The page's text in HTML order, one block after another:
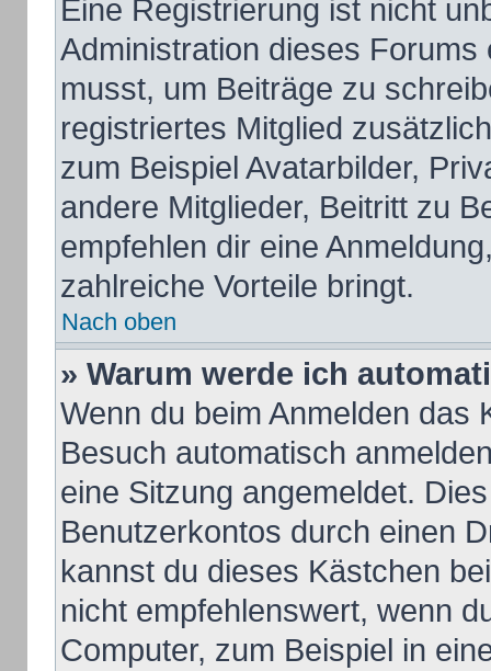
Eine Registrierung ist nicht
Administration dieses
musst, um Beiträge zu
registriertes Mitglied
zum Beispiel Avatarbilder,
andere Mitglieder, Beitritt zu
empfehlen dir eine
zahlreiche Vorteile bringt.
Nach oben
» Warum werde ich
Wenn du beim Anmelden das
Besuch automatisch
eine Sitzung angemeldet.
Benutzerkontos durch einen
kannst du dieses Kästchen
nicht empfehlenswert, wenn
Computer, zum Beispiel in